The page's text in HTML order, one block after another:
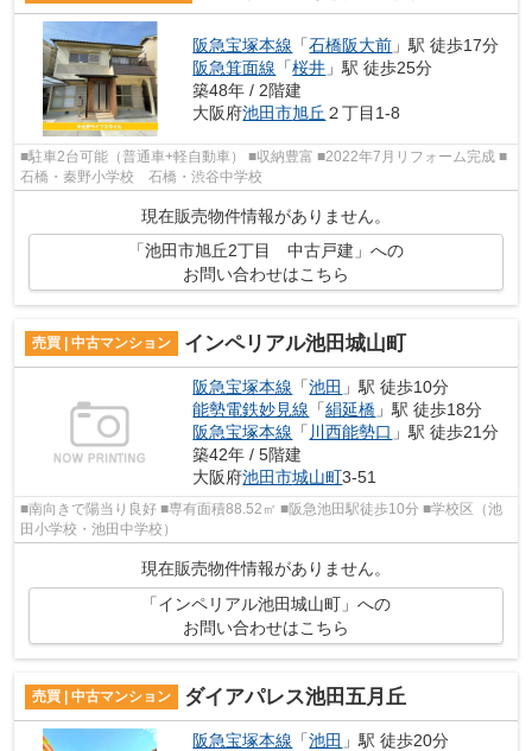
阪急宝塚本線 「石橋阪大前 」駅 徒歩17分
阪急箕面線 「桜井 」駅 徒歩25分
築48年 / 2階建
大阪府池田市旭丘 ２丁目1-8
■駐車2台可能（普通車+軽自動車） ■収納豊富 ■2022年7月リフォーム完成 ■
石橋・秦野小学校 石橋・渋谷中学校
現在販売物件情報がありません。
「池田市旭丘2丁目 中古戸建」への
お問い合わせはこちら
売買 | 中古マンション インペリアル池田城山町
阪急宝塚本線 「池田 」駅 徒歩10分
能勢電鉄妙見線 「絹延橋 」駅 徒歩18分
阪急宝塚本線 「 川西能勢口 」駅 徒歩21分
築42年 / 5階建
大阪府池田市城山町3-51
■南向きで陽当り良好 ■専有面積88.52㎡ ■阪急池田駅徒歩10分 ■学校区（池
田小学校・池田中学校）
現在販売物件情報がありません。
「インペリアル池田城山町」への
お問い合わせはこちら
売買 | 中古マンション ダイアパレス池田五月丘
阪急宝塚本線 「池田 」駅 徒歩20分